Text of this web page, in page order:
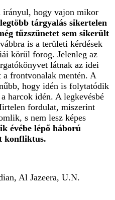
irányul, hogy vajon mikor
tárgyalás sikertelen
tűzszünetet sem sikerült
is a területi kérdések
körül forog. Jelenleg az
látnak az idei
a frontvonalak mentén. A
hogy idén is folytatódik
harcok idén. A legkevésbé
fordulat, miszerint
s nem lesz képes
évébe lépő háború
konfliktus.
Al Jazeera, U.N.